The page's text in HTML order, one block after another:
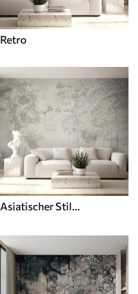
Retro
Asiatischer Stil